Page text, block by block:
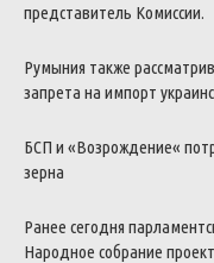
представитель Комиссии.
Румыния также
запрета на импорт
БСП и «Возрождение«
зерна
Ранее сегодня
Народное собрание проект